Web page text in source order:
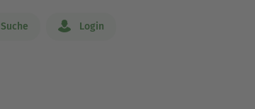
Suche Login